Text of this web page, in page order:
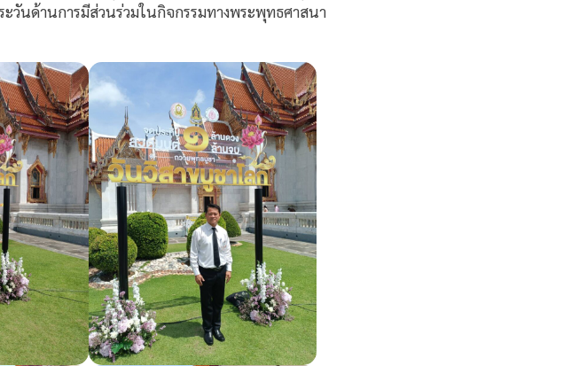
วันด้านการมีส่วนร่วมในกิจกรรมทางพระพุทธศาสนา